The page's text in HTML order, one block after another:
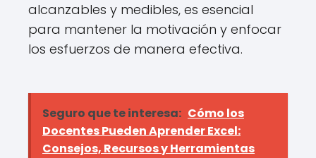
alcanzables y medibles, es esencial
para mantener la motivación y enfocar
los esfuerzos de manera efectiva.
Seguro que te interesa: Cómo los
Docentes Pueden Aprender Excel:
Consejos, Recursos y Herramientas